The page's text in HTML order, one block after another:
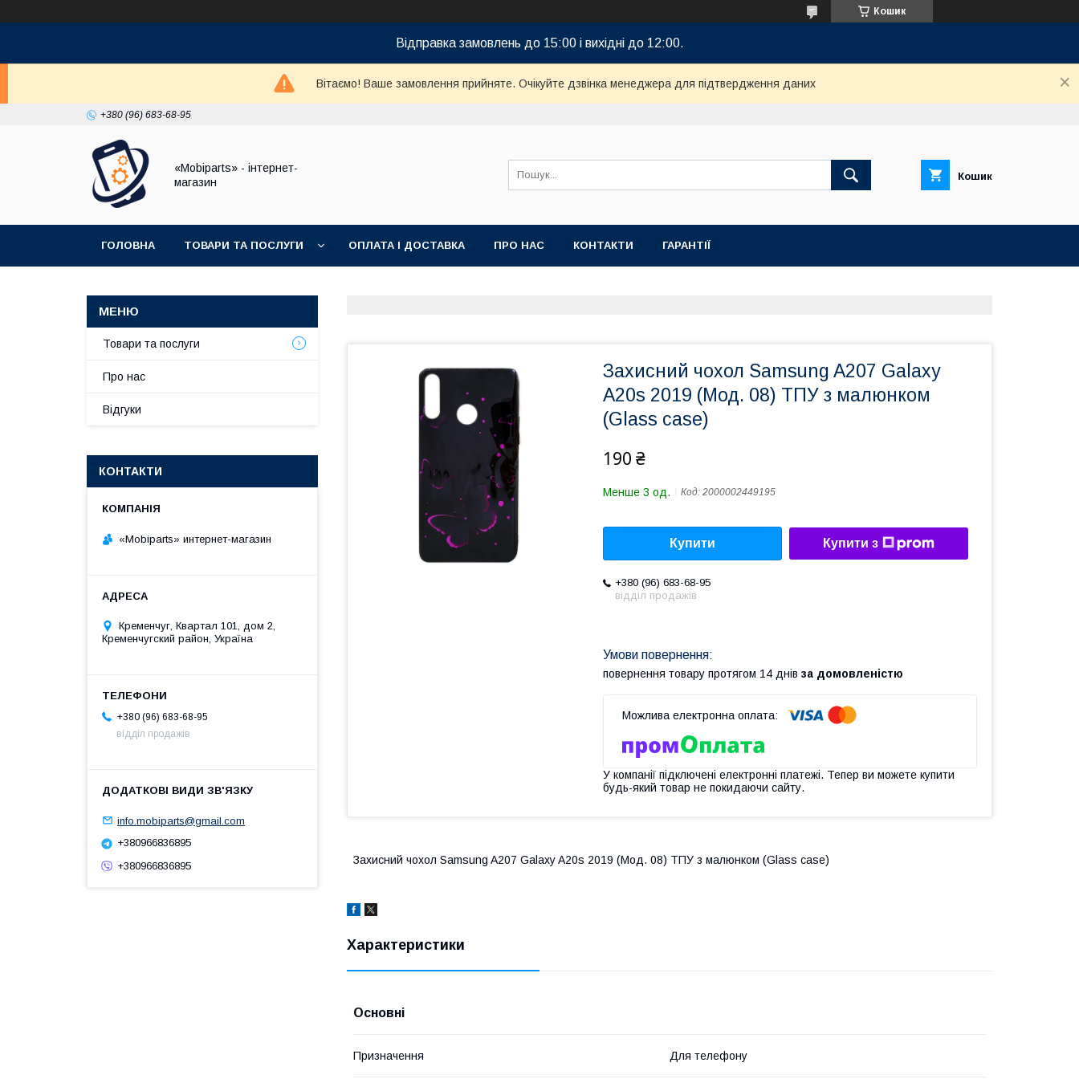
Кошик
Відправка замовлень до 15:00 і вихідні до 12:00.
Вітаємо! Ваше замовлення прийняте. Очікуйте дзвінка менеджера для підтвердження даних
+380 (96) 683-68-95
«Mobiparts» - інтернет-
магазин
Кошик
ГОЛОВНА ТОВАРИ ТА ПОСЛУГИ ОПЛАТА І ДОСТАВКА ПРО НАС КОНТАКТИ ГАРАНТІЇ
Захисний чохол Samsung A207 Galaxy
A20s 2019 (Мод. 08) ТПУ з малюнком
(Glass case)
190 ₴
Менше 3 од. Код: 2000002449195
Купити Купити з
+380 (96) 683-68-95
відділ продажів
повернення товару протягом 14 днів за домовленістю
У компанії підключені електронні платежі. Тепер ви можете купити
будь-який товар не покидаючи сайту.
Захисний чохол Samsung A207 Galaxy A20s 2019 (Мод. 08) ТПУ з малюнком (Glass case)
Характеристики
Основні
Призначення Для телефону
Товари та послуги
Про нас
Відгуки
КОНТАКТИ
«Mobiparts» интернет-магазин
Кременчуг, Квартал 101, дом 2,
Кременчугский район, Україна
+380 (96) 683-68-95
відділ продажів
info.mobiparts@gmail.com
+380966836895
+380966836895